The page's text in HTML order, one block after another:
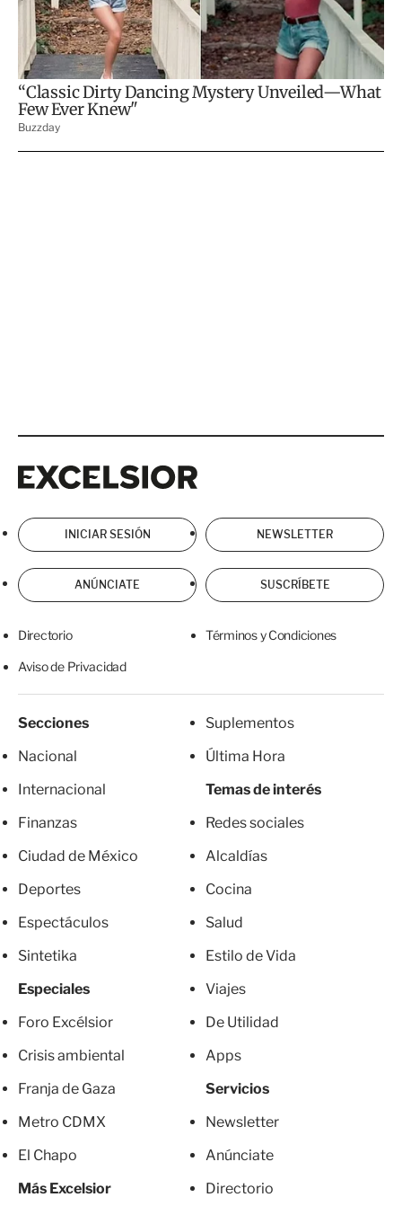
INICIAR SESIÓN NEWSLETTER
ANÚNCIATE SUSCRÍBETE
Directorio Términos y Condiciones
Aviso de Privacidad
Secciones
Nacional
Internacional
Finanzas
Ciudad de México
Deportes
Espectáculos
Sintetika
Especiales
Foro Excélsior
Crisis ambiental
Franja de Gaza
Metro CDMX
El Chapo
Más Excelsior
Suplementos
Última Hora
Temas de interés
Redes sociales
Alcaldías
Cocina
Salud
Estilo de Vida
Viajes
De Utilidad
Apps
Servicios
Newsletter
Anúnciate
Directorio